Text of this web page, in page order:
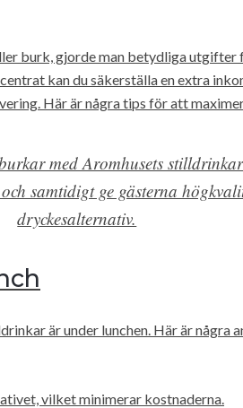
burk, gjorde man betydliga utgifter
kan du säkerställa en extra
Här är några tips för att
med Aromhusets
samtidigt ge gästerna
dryckesalternativ.
är under lunchen. Här är några
vilket minimerar kostnaderna.